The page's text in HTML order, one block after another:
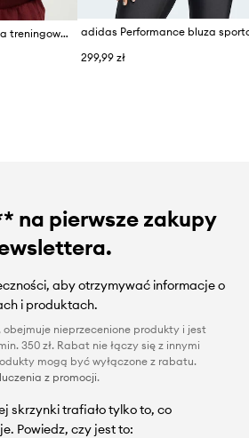
adidas Performance bluza treningowa Power
299,99 zł
na pierwsze zakupy
aby otrzymywać informacje o
i produktach.
nieprzecenione produkty i jest
350 zł. Rabat nie łączy się z innymi
mogą być wyłączone z rabatu.
z promocji.
skrzynki trafiało tylko to, co
Powiedz, czy jest to: